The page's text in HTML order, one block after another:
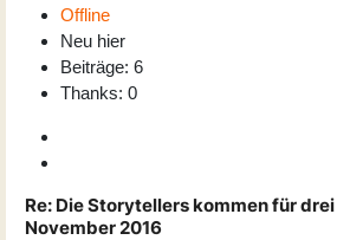
Offline
Neu hier
Beiträge: 6
Thanks: 0
Re: Die Storytellers kommen für
November 2016